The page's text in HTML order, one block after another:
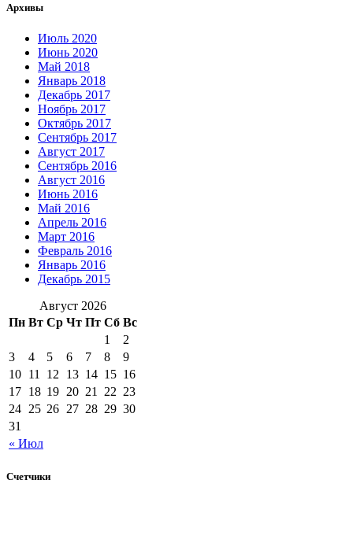
Архивы
Июль 2020
Июнь 2020
Май 2018
Январь 2018
Декабрь 2017
Ноябрь 2017
Октябрь 2017
Сентябрь 2017
Август 2017
Сентябрь 2016
Август 2016
Июнь 2016
Май 2016
Апрель 2016
Март 2016
Февраль 2016
Январь 2016
Декабрь 2015
Август 2026
Пн Вт Ср Чт Пт Сб Вс
« Июл
1
2
3
4 5 6 7 8
9
10 11 12 13 14 15 16
17 18 19 20 21 22 23
24 25 26 27 28 29 30
31
Счетчики